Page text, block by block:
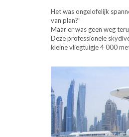
Het was ongelofelijk
van plan?”
Maar er was geen weg
Deze professionele
kleine vliegtuigje 4 000